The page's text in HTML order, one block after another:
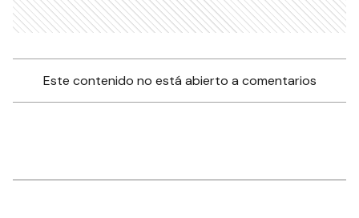
Este contenido no está abierto a comentarios